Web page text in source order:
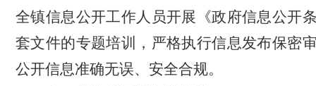
全镇信息公开工作人员开展《政府信息公开
套文件的专题培训，严格执行信息发布保密
公开信息准确无误、安全合规。